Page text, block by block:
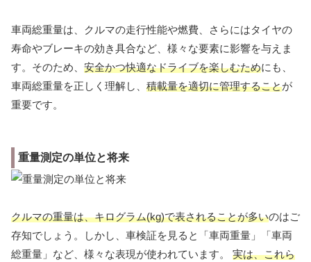
車両総重量は、クルマの走行性能や燃費、さらにはタイヤの
寿命やブレーキの効き具合など、様々な要素に影響を与えま
す。そのため、 安全かつ快適なドライブを楽しむためにも、
車両総重量を正しく理解し、 積載量を適切に管理することが
重要です。
重量測定の単位と将来
クルマの重量は、キログラム(kg)で表されることが多いのはご
存知でしょう。しかし、車検証を見ると「車両重量」「車両
総重量」など、様々な表現が使われています。 実は、これら